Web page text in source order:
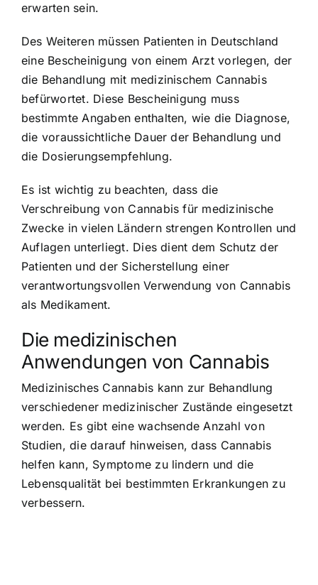
erwarten sein.
Des Weiteren müssen Patienten in Deutschland
eine Bescheinigung von einem Arzt vorlegen, der
die Behandlung mit medizinischem Cannabis
befürwortet. Diese Bescheinigung muss
bestimmte Angaben enthalten, wie die Diagnose,
die voraussichtliche Dauer der Behandlung und
die Dosierungsempfehlung.
Es ist wichtig zu beachten, dass die
Verschreibung von Cannabis für medizinische
Zwecke in vielen Ländern strengen Kontrollen und
Auflagen unterliegt. Dies dient dem Schutz der
Patienten und der Sicherstellung einer
verantwortungsvollen Verwendung von Cannabis
als Medikament.
Die medizinischen
Anwendungen von Cannabis
Medizinisches Cannabis kann zur Behandlung
verschiedener medizinischer Zustände eingesetzt
werden. Es gibt eine wachsende Anzahl von
Studien, die darauf hinweisen, dass Cannabis
helfen kann, Symptome zu lindern und die
Lebensqualität bei bestimmten Erkrankungen zu
verbessern.